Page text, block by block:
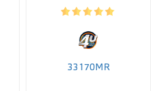
33170MR